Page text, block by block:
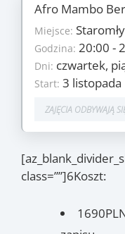
Afro Mambo
Miejsce:
Godzina: 20:00 -
Dni: czwartek,
Start: 3 listopada
ZAJĘCIA ODBYWAJĄ
Szczegóły
Ilość zajęć:20
Cena:1690 PLN/
Dni: czwartek,
Start: 3 listopada
23.11(czw.),
10.12(niedz.),
26.01
(pt.), 28.01
class=””]6Koszt: